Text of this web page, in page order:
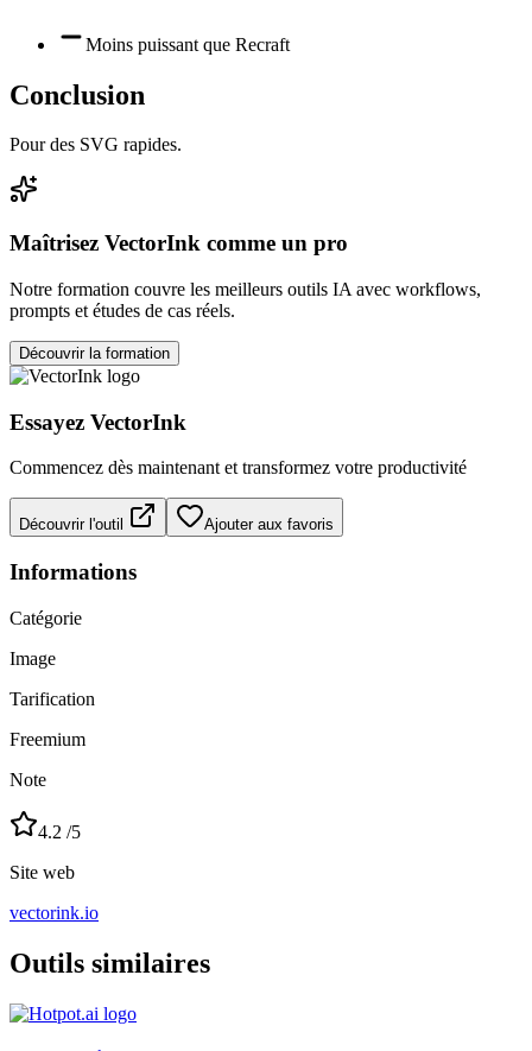
Moins puissant que Recraft
Conclusion
Pour des SVG rapides.
Maîtrisez VectorInk comme un pro
Notre formation couvre les meilleurs outils IA avec workflows,
prompts et études de cas réels.
Découvrir la formation
Essayez VectorInk
Commencez dès maintenant et transformez votre productivité
Découvrir l'outil Ajouter aux favoris
Informations
Catégorie
Image
Tarification
Freemium
Note
4.2 /5
Site web
vectorink.io
Outils similaires